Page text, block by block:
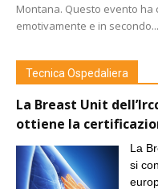
Montana. Questo evento ha
emotivamente e in secondo...
Tecnica Ospedaliera
La Breast Unit
ottiene la
La
si